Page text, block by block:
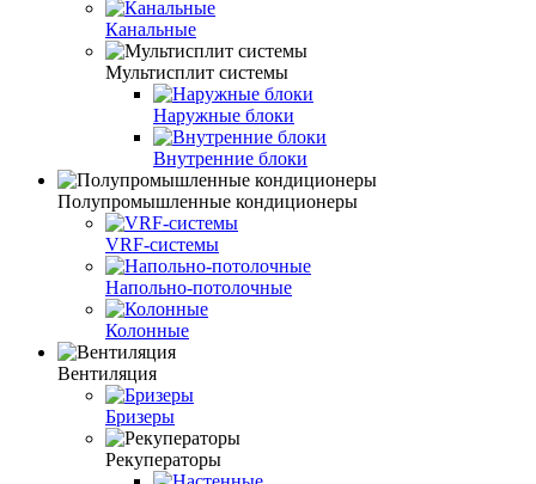
Канальные
Мультисплит системы
Наружные блоки
Внутренние блоки
Полупромышленные кондиционеры
VRF-системы
Напольно-потолочные
Колонные
Вентиляция
Бризеры
Рекуператоры